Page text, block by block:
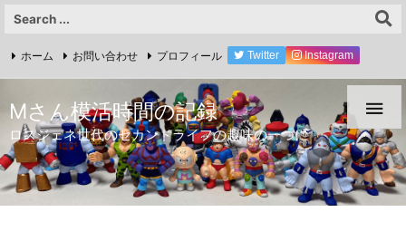

ホーム お問い合わせ プロフィール Twitter Instagram
Mさん模活時間の記録
ロスジェネ世代のセカンドライフの趣味の一つに